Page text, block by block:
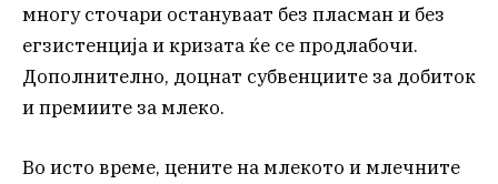
многу сточари остануваат без пласман и без
егзистенција и кризата ќе се продлабочи.
Дополнително, доцнат субвенциите за добиток
и премиите за млеко.
Во исто време, цените на млекото и млечните